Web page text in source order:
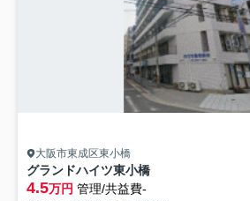
大阪市東成区東小橋
グランドハイツ東小橋
4.5万円 管理/共益費-